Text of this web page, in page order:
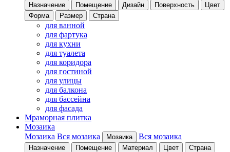
Назначение Помещение Дизайн Поверхность
Цвет
Форма
Размер Страна
для ванной
для фартука
для кухни
для туалета
для коридора
для гостиной
для улицы
для балкона
для бассейна
для фасада
Мраморная плитка
Мозаика
Мозаика Вся мозаика Мозаика Вся мозаика
Назначение Помещение Материал Цвет Страна